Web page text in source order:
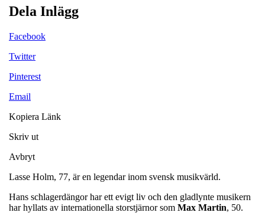
Dela Inlägg
Facebook
Twitter
Pinterest
Email
Kopiera Länk
Skriv ut
Avbryt
Lasse Holm, 77, är en legendar inom svensk musikvärld.
Hans schlagerdängor har ett evigt liv och den gladlynte musikern
har hyllats av internationella storstjärnor som Max Martin, 50.